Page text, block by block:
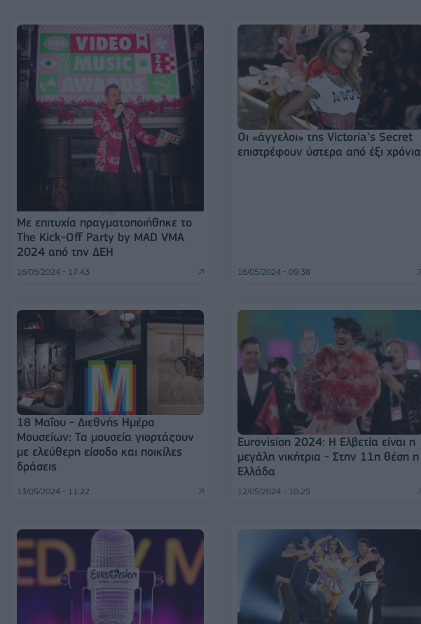
Με επιτυχία πραγματοποιήθηκε το
The Kick-Off Party by MAD VMA
2024 από την ΔΕΗ
16/05/2024 - 17:43
Οι «άγγελοι» της Victoria's Secret
επιστρέφουν ύστερα από έξι χρόνια
16/05/2024 - 09:38
18 Μαΐου - Διεθνής Ημέρα
Μουσείων: Τα μουσεία γιορτάζουν
με ελεύθερη είσοδο και ποικίλες
δράσεις
13/05/2024 - 11:22
Eurovision 2024: Η Ελβετία είναι η
μεγάλη νικήτρια - Στην 11η θέση η
Ελλάδα
12/05/2024 - 10:25